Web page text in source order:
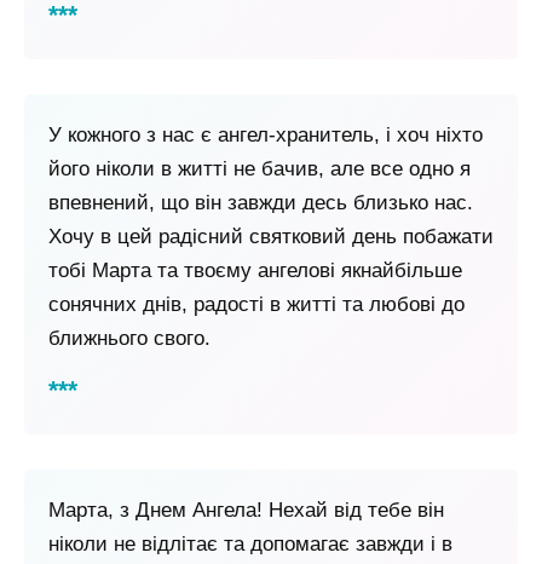
У кожного з нас є ангел-хранитель, і хоч ніхто
його ніколи в житті не бачив, але все одно я
впевнений, що він завжди десь близько нас.
Хочу в цей радісний святковий день побажати
тобі Марта та твоєму ангелові якнайбільше
сонячних днів, радості в житті та любові до
ближнього свого.
Марта, з Днем Ангела! Нехай від тебе він
ніколи не відлітає та допомагає завжди і в